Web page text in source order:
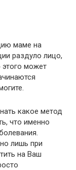
маме на
раздуло лицо,
этого может
какое метод
что именно
лишь при
на Ваш